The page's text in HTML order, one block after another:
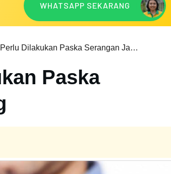
WHATSAPP SEKARANG
Yang Perlu Dilakukan Paska Serangan Jantung
Paska